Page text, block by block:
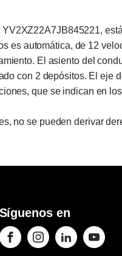
es automática, de 12
El asiento del
con 2 depósitos. El
que se indican en
no se pueden derivar
Síguenos en